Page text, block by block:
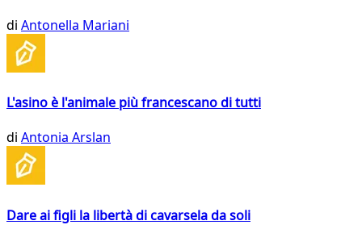
di Antonella Mariani
L'asino è l'animale più francescano di tutti
di Antonia Arslan
Dare ai figli la libertà di cavarsela da soli